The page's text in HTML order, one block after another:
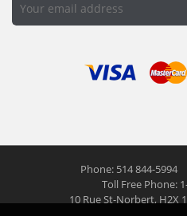
Phone: 514 844-5994
Toll Free Phone:
10 Rue St-Norbert, H2X